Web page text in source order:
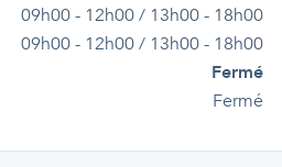
09h00 - 12h00 / 13h00 - 18h00
09h00 - 12h00 / 13h00 - 18h00
Fermé
Fermé